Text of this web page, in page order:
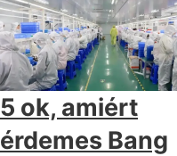
5 ok, amiért
érdemes Bang